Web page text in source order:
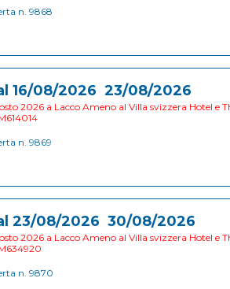
n. 9868
16/08/2026 23/08/2026
2026 a Lacco Ameno al Villa svizzera Hotel e
n. 9869
23/08/2026 30/08/2026
2026 a Lacco Ameno al Villa svizzera Hotel e
n. 9870